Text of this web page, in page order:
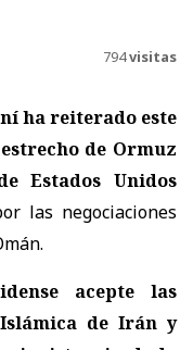
794visitas
ha reiterado este
de Ormuz
Estados Unidos
las negociaciones
acepte las
de Irán y